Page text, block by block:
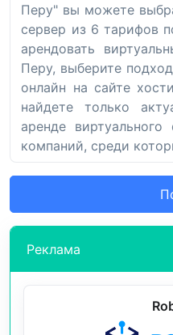
Перу" вы можете
сервер из 6 тарифов
арендовать
Перу, выберите
онлайн на сайте
найдете только
аренде
компаний, среди
Реклама